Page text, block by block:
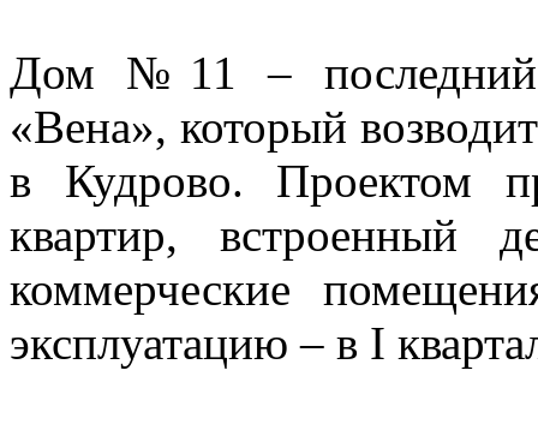
Дом №11 – последний
«Вена», который
в Кудрово. Проектом
квартир,
коммерческие
эксплуатацию – в I